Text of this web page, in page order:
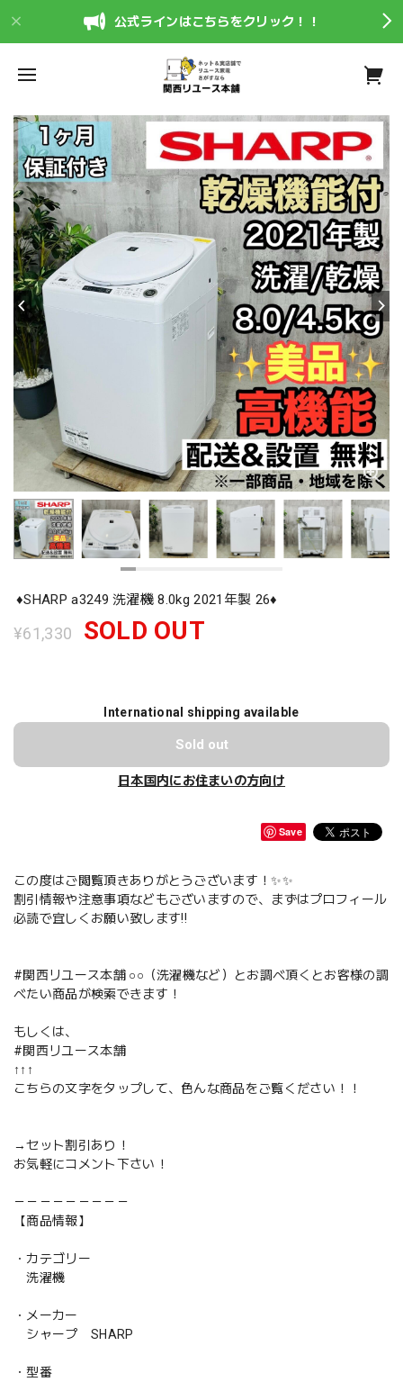
公式ラインはこちらをクリック！！
♦️SHARP a3249 洗濯機 8.0kg 2021年製 26♦️
¥61,330 SOLD OUT
International shipping available
Sold out
日本国内にお住まいの方向け
Save
この度はご閲覧頂きありがとうございます！✨✨
割引情報や注意事項などもございますので、まずはプロフィール
必読で宜しくお願い致します‼️
#関西リユース本舗 ○○（洗濯機など）とお調べ頂くとお客様の調
べたい商品が検索できます！
もしくは、
#関西リユース本舗
↑↑↑
こちらの文字をタップして、色んな商品をご覧ください！！
→セット割引あり！
お気軽にコメント下さい！
－－－－－－－－－
【商品情報】
・カテゴリー
洗濯機
・メーカー
シャープ SHARP
・型番